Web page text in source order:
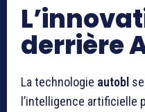
derrière
La technologie autobl
l’intelligence artificielle